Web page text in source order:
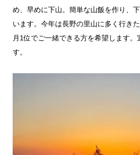
め、早めに下山。簡単な山飯を作り、
います。今年は長野の里山に多く行き
月1位でご一緒できる方を希望します。
す。